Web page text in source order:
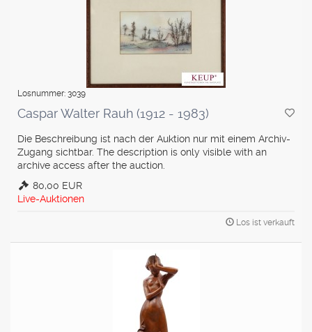
Losnummer: 3039
Caspar Walter Rauh (1912 - 1983)
Die Beschreibung ist nach der Auktion nur mit einem Archiv-
Zugang sichtbar. The description is only visible with an
archive access after the auction.
80,00 EUR
Live-Auktionen
Los ist verkauft